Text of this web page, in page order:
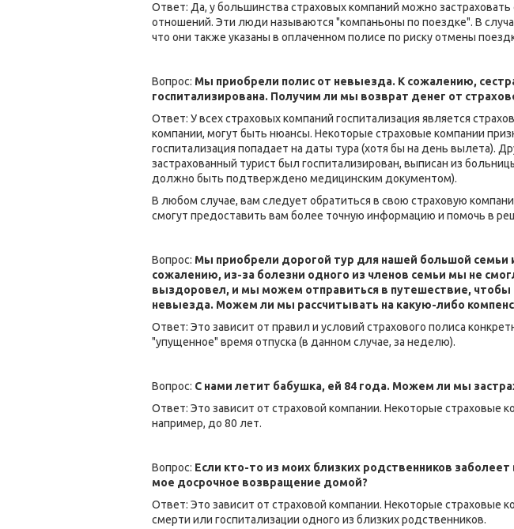
Ответ: Да, у большинства страховых компаний можно
отношений. Эти люди называются "компаньоны по поездке". В
что они также указаны в оплаченном полисе по риску отмены
Вопрос: Мы приобрели полис от невыезда. К сожалению,
госпитализирована. Получим ли мы возврат денег от
Ответ: У всех страховых компаний госпитализация является
компании, могут быть нюансы. Некоторые страховые компании
госпитализация попадает на даты тура (хотя бы на день вылета).
застрахованный турист был госпитализирован, выписан из
должно быть подтверждено медицинским документом).
В любом случае, вам следует обратиться в свою страховую
смогут предоставить вам более точную информацию и помочь в
Вопрос: Мы приобрели дорогой тур для нашей большой семьи
сожалению, из-за болезни одного из членов семьи мы не
выздоровел, и мы можем отправиться в путешествие, чтобы
невыезда. Можем ли мы рассчитывать на какую-либо
Ответ: Это зависит от правил и условий страхового полиса
"упущенное" время отпуска (в данном случае, за неделю).
Вопрос: С нами летит бабушка, ей 84 года. Можем ли мы
Ответ: Это зависит от страховой компании. Некоторые
например, до 80 лет.
Вопрос: Если кто-то из моих близких родственников
мое досрочное возвращение домой?
Ответ: Это зависит от страховой компании. Некоторые
смерти или госпитализации одного из близких родственников.